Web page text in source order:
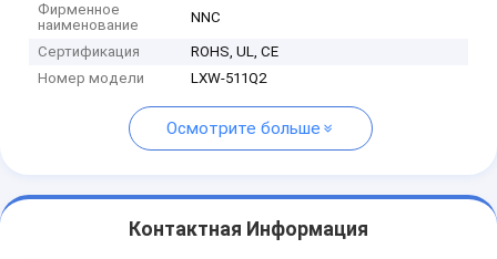
Фирменное
наименование
NNC
Сертификация
ROHS, UL, CE
Номер модели
LXW-511Q2
Осмотрите больше
Контактная Информация